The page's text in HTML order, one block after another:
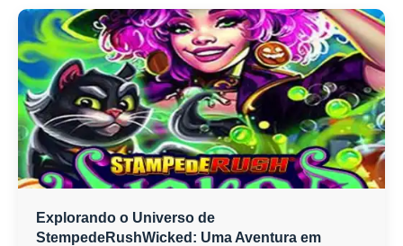
Explorando o Universo de
StempedeRushWicked: Uma Aventura em